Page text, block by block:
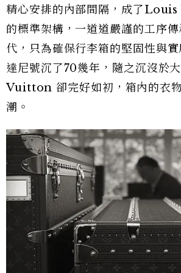
精心安排的內部間隔，成了
的標準架構，一道道嚴謹的工序
代，只為確保行李箱的堅固性與
達尼號沉了70幾年，隨之沉沒於
Vuitton 卻完好如初，箱內的衣
潮。